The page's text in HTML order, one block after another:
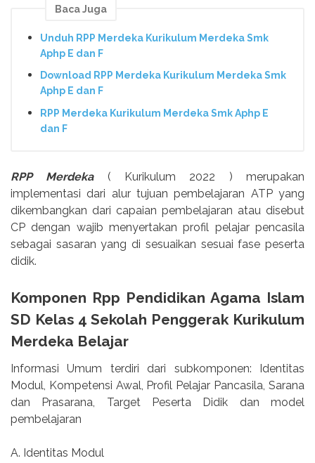
Baca Juga
Unduh RPP Merdeka Kurikulum Merdeka Smk
Aphp E dan F
Download RPP Merdeka Kurikulum Merdeka Smk
Aphp E dan F
RPP Merdeka Kurikulum Merdeka Smk Aphp E
dan F
RPP Merdeka( Kurikulum 2022 ) merupakan
implementasi dari alur tujuan pembelajaran ATP yang
dikembangkan dari capaian pembelajaran atau disebut
CP dengan wajib menyertakan profil pelajar pencasila
sebagai sasaran yang di sesuaikan sesuai fase peserta
didik.
Komponen Rpp Pendidikan Agama Islam
SD Kelas 4 Sekolah Penggerak Kurikulum
Merdeka Belajar
Informasi Umum terdiri dari subkomponen: Identitas
Modul, Kompetensi Awal, Profil Pelajar Pancasila, Sarana
dan Prasarana, Target Peserta Didik dan model
pembelajaran
A. Identitas Modul